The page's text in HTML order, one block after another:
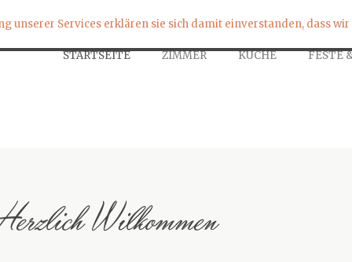
STARTSEITE ZIMMER KÜCHE FESTE
Wilkommen
unserer Services erklären sie sich damit einverstanden, dass wir